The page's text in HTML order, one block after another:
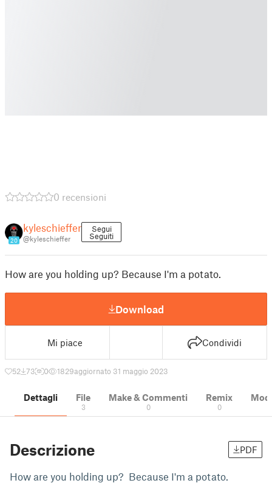
0 recensioni
20
kyleschieffer
@kyleschieffer
Segui
Seguiti
How are you holding up? Because I'm a potato.
Download
Mi piace Condividi
52 73 0 1829aggiornato 31 maggio 2023
Dettagli File
3
Make & Commenti
0
Remix
0
Descrizione PDF
How are you holding up? Because I'm a potato.